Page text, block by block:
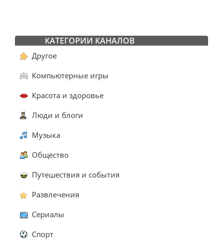
КАТЕГОРИИ КАНАЛОВ
Другое
Компьютерные игры
Красота и здоровье
Люди и блоги
Музыка
Общество
Путешествия и события
Развлечения
Сериалы
Спорт